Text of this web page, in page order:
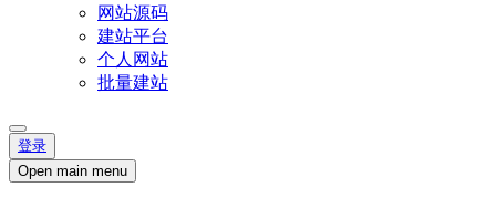
网站源码
建站平台
个人网站
批量建站
登录
Open main menu